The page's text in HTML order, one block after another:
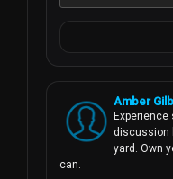
Amber
Experience
discussion
yard. Own
can.